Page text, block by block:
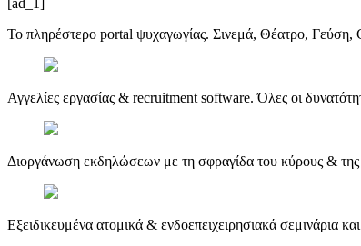
Το πληρέστερο portal ψυχαγωγίας. Σινεμά, Θέατρο, Γεύση,
Αγγελίες εργασίας & recruitment software. Όλες οι
Διοργάνωση εκδηλώσεων με τη σφραγίδα του κύρους & της
Εξειδικευμένα ατομικά & ενδοεπειχειρησιακά σεμινάρια